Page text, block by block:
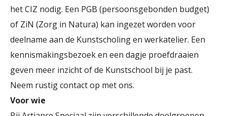
het CIZ nodig. Een PGB (persoonsgebonden budget)
of ZiN (Zorg in Natura) kan ingezet worden voor
deelname aan de Kunstscholing en werkatelier. Een
kennismakingsbezoek en een dagje proefdraaien
geven meer inzicht of de Kunstschool bij je past.
Neem rustig contact op met ons.
Voor wie